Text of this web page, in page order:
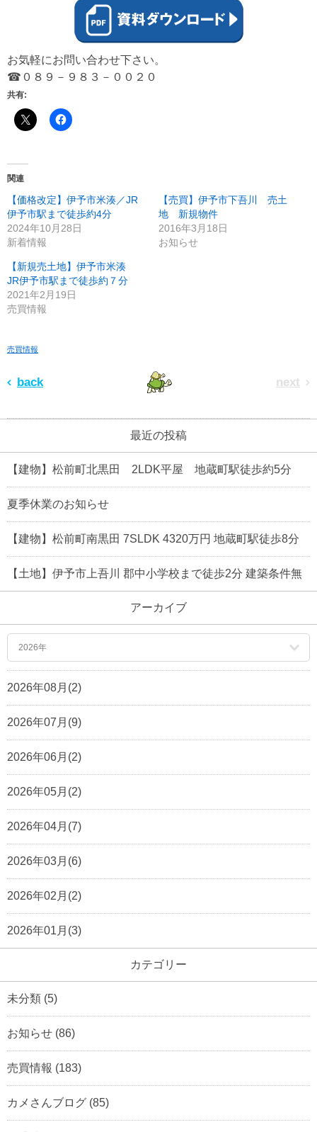
お気軽にお問い合わせ下さい。
☎０８９－９８３－００２０
共有:
関連
【価格改定】伊予市米湊／JR
伊予市駅まで徒歩約4分
2024年10月28日
新着情報
【売買】伊予市下吾川 売土
地 新規物件
2016年3月18日
お知らせ
【新規売土地】伊予市米湊
JR伊予市駅まで徒歩約７分
2021年2月19日
売買情報
売買情報
back next
最近の投稿
【建物】松前町北黒田 2LDK平屋 地蔵町駅徒歩約5分
夏季休業のお知らせ
【建物】松前町南黒田 7SLDK 4320万円 地蔵町駅徒歩8分
【土地】伊予市上吾川 郡中小学校まで徒歩2分 建築条件無
アーカイブ
2026年
2026年08月(2)
2026年07月(9)
2026年06月(2)
2026年05月(2)
2026年04月(7)
2026年03月(6)
2026年02月(2)
2026年01月(3)
カテゴリー
未分類 (5)
お知らせ (86)
売買情報 (183)
カメさんブログ (85)